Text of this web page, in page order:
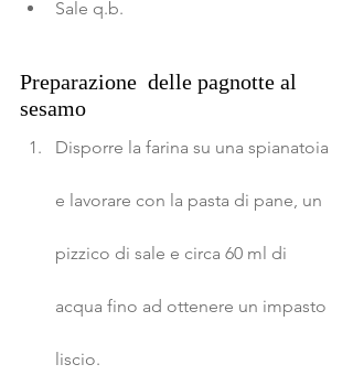
Sale q.b.
Preparazione  delle pagnotte al
sesamo
Disporre la farina su una spianatoia
e lavorare con la pasta di pane, un
pizzico di sale e circa 60 ml di
acqua fino ad ottenere un impasto
liscio.